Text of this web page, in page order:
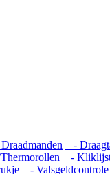
-
-
- Valsgeldcontrole